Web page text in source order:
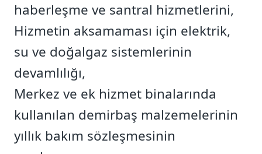
haberleşme ve santral hizmetlerini,
Hizmetin aksamaması için elektrik,
su ve doğalgaz sistemlerinin
devamlılığı,
Merkez ve ek hizmet binalarında
kullanılan demirbaş malzemelerinin
yıllık bakım sözleşmesinin